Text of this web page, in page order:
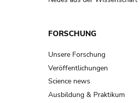
FORSCHUNG
Unsere Forschung
Veröffentlichungen
Science news
Ausbildung & Praktikum